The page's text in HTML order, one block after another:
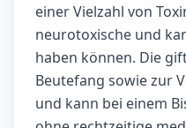
einer Vielzahl von
neurotoxische und
haben können. Die
Beutefang sowie zur
und kann bei einem